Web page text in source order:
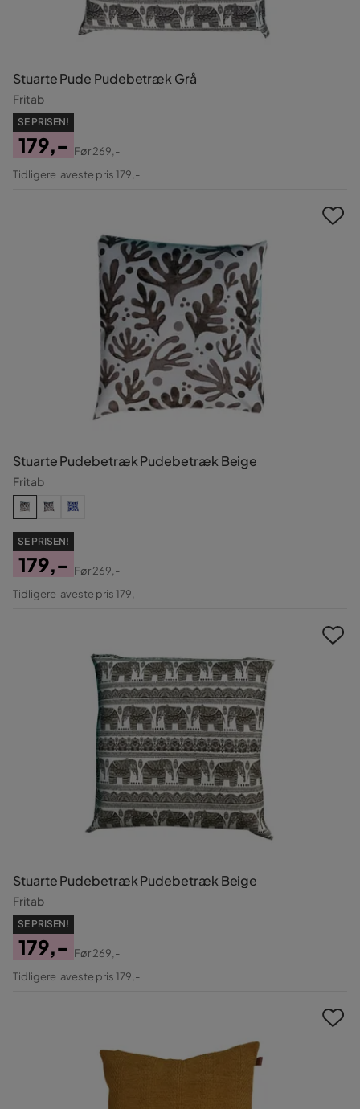
Stuarte Pude Pudebetræk Grå
Fritab
SE PRISEN!
Pris
179,-
Original
Før269,-
Tidligere laveste pris 179,-
Stuarte Pudebetræk Pudebetræk Beige
Fritab
SE PRISEN!
Pris
179,-
Original
Før269,-
Tidligere laveste pris 179,-
Stuarte Pudebetræk Pudebetræk Beige
Fritab
SE PRISEN!
Pris
179,-
Original
Før269,-
Tidligere laveste pris 179,-